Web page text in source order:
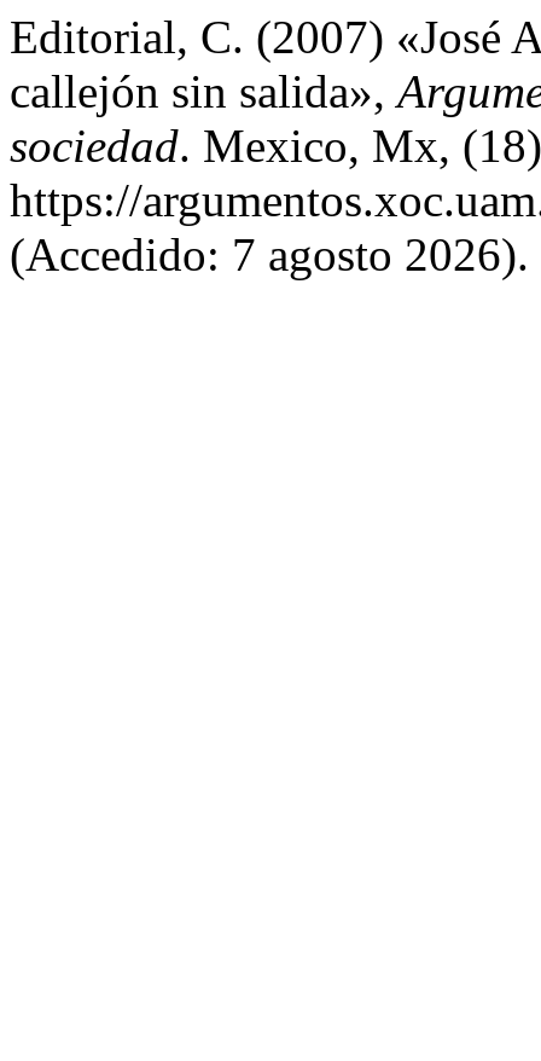
Editorial, C. (2007) «José
callejón sin salida»,
sociedad. Mexico, Mx,
https://
(Accedido: 7 agosto 2026).